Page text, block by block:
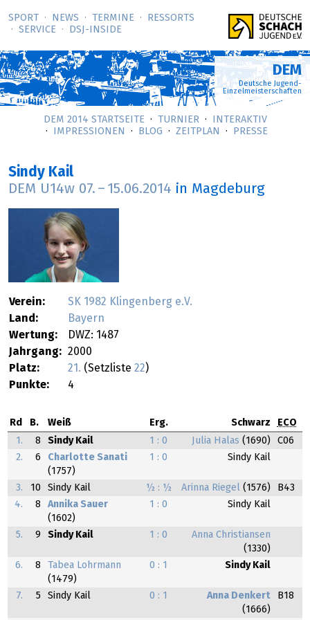
SPORT NEWS TERMINE
RESSORTS
SERVICE
DSJ-­INSIDE
DEM
Deutsche Jugend-
Einzelmeisterschaften
DEM 2014 STARTSEITE TURNIER
INTERAKTIV
IMPRESSIONEN
BLOG ZEITPLAN PRESSE
Sindy Kail
DEM U14w 07. – 15.06.2014 in Magdeburg
Verein:
SK 1982 Klingenberg e.V.
Land:
Bayern
Wertung:
DWZ: 1487
Jahrgang: 2000
Platz:
21. (Setzliste 22)
Punkte:
4
Rd B. Weiß Erg. Schwarz
ECO
1.
8 Sindy Kail 1 : 0 Julia Halas (1690)
C06
2.
6
Charlotte Sanati
(1757)
1 : 0 Sindy Kail
3. 10 Sindy Kail ½ : ½ Arinna Riegel (1576)
B43
4.
8
Annika Sauer
(1602)
1 : 0 Sindy Kail
5. 9 Sindy Kail 1 : 0
Anna Christiansen
(1330)
6.
8
Tabea Lohrmann
(1479)
0 : 1 Sindy Kail
7. 5 Sindy Kail 0 : 1
Anna Denkert
(1666)
B18